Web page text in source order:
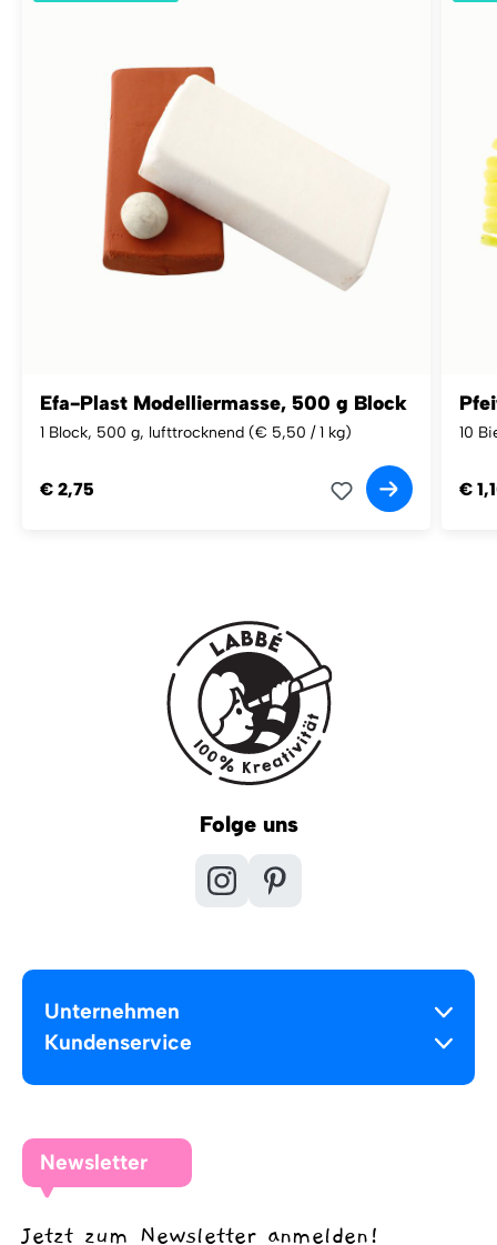
Efa-Plast Modelliermasse, 500 g Block
1 Block, 500 g, lufttrocknend (€ 5,50 / 1 kg)
€ 2,75
10
€
Folge uns
Unternehmen
Kundenservice
Newsletter
Jetzt zum Newsletter anmelden!